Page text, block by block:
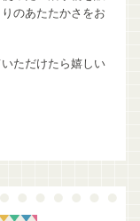
のあたたかさをお
ただけたら嬉しい